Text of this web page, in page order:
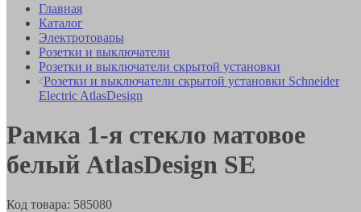
Главная
Каталог
Электротовары
Розетки и выключатели
Розетки и выключатели скрытой установки
Розетки и выключатели скрытой установки Schneider
Electric AtlasDesign
Рамка 1-я стекло матовое
белый AtlasDesign SE
Код товара: 585080